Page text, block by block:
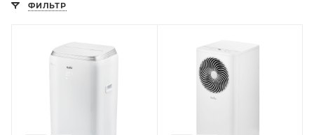
ФИЛЬТР